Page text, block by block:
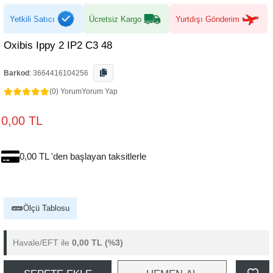
Yetkili Satıcı Ücretsiz Kargo Yurtdışı Gönderim
Oxibis Ippy 2 IP2 C3 48
Barkod : 3664416104256
(0) YorumYorum Yap
0,00 TL
0,00 TL 'den başlayan taksitlerle
Ölçü Tablosu
Havale/EFT ile 0,00 TL (%3)